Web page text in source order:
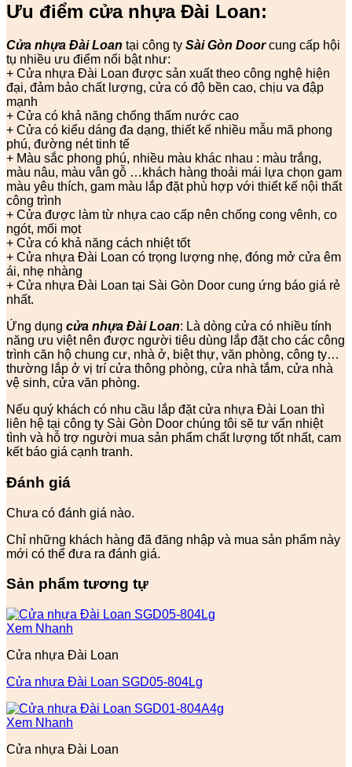
Ưu điểm cửa nhựa Đài Loan:
Cửa nhựa Đài Loan tại công ty Sài Gòn Doorcung cấp hội
tụ nhiều ưu điểm nổi bật như:
+ Cửa nhựa Đài Loan được sản xuất theo công nghệ hiện
đại, đảm bảo chất lượng, cửa có độ bền cao, chịu va đập
mạnh
+ Cửa có khả năng chống thấm nước cao
+ Cửa có kiểu dáng đa dạng, thiết kế nhiều mẫu mã phong
phú, đường nét tinh tế
+ Màu sắc phong phú, nhiều màu khác nhau : màu trắng,
màu nâu, màu vân gỗ …khách hàng thoải mái lựa chọn gam
màu yêu thích, gam màu lắp đặt phù hợp với thiết kế nội thất
công trình
+ Cửa được làm từ nhựa cao cấp nên chống cong vênh, co
ngót, mối mọt
+ Cửa có khả năng cách nhiệt tốt
+ Cửa nhựa Đài Loan có trọng lượng nhẹ, đóng mở cửa êm
ái, nhẹ nhàng
+ Cửa nhựa Đài Loan tại Sài Gòn Door cung ứng báo giá rẻ
nhất.
Ứng dụng cửa nhựa Đài Loan: Là dòng cửa có nhiều tính
năng ưu việt nên được người tiêu dùng lắp đặt cho các công
trình căn hộ chung cư, nhà ở, biệt thự, văn phòng, công ty…
thường lắp ở vị trí cửa thông phòng, cửa nhà tắm, cửa nhà
vệ sinh, cửa văn phòng.
Nếu quý khách có nhu cầu lắp đặt cửa nhựa Đài Loan thì
liên hệ tại công ty Sài Gòn Door chúng tôi sẽ tư vấn nhiệt
tình và hỗ trợ người mua sản phẩm chất lượng tốt nhất, cam
kết báo giá cạnh tranh.
Đánh giá
Chưa có đánh giá nào.
Chỉ những khách hàng đã đăng nhập và mua sản phẩm này
mới có thể đưa ra đánh giá.
Sản phẩm tương tự
Xem Nhanh
Cửa nhựa Đài Loan
Cửa nhựa Đài Loan SGD05-804Lg
Xem Nhanh
Cửa nhựa Đài Loan